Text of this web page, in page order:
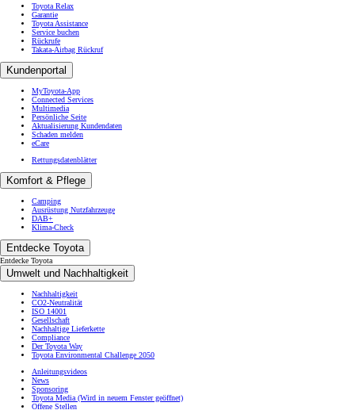
Toyota Relax
Garantie
Toyota Assistance
Service buchen
Rückrufe
Takata-Airbag Rückruf
Kundenportal
MyToyota-App
Connected Services
Multimedia
Persönliche Seite
Aktualisierung Kundendaten
Schaden melden
eCare
Rettungsdatenblätter
Komfort & Pflege
Camping
Ausrüstung Nutzfahrzeuge
DAB+
Klima-Check
Entdecke Toyota
Entdecke Toyota
Umwelt und Nachhaltigkeit
Nachhaltigkeit
CO2-Neutralität
ISO 14001
Gesellschaft
Nachhaltige Lieferkette
Compliance
Der Toyota Way
Toyota Environmental Challenge 2050
Anleitungsvideos
News
Sponsoring
Toyota Media (Wird in neuem Fenster geöffnet)
Offene Stellen